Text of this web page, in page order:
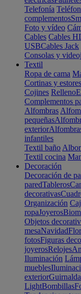
Telefonía
complementos
Foto y vídeo
Cables Cables
USBCables Jack
Consolas y
Textil
Ropa de cama
Cortinas y estores
Cojines Relleno
Complementos
Alfombras
pequeñas
exterior
infantiles
Textil baño
Textil cocina
Decoración
Decoración de
paredTableros
decorativas
Organización
ropaJoyeros
Objetos
mesaNavidad
fotosFiguras
joyerosRelojes
Iluminación
muebles
exterior
LightBombillas